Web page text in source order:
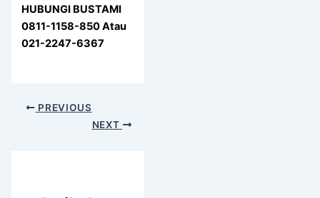
HUBUNGI BUSTAMI
0811-1158-850 Atau
021-2247-6367
PREVIOUS
NEXT